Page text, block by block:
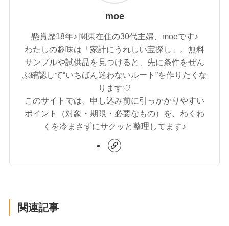
moe
懸賞歴18年♪ 関東在住の30代主婦、moeです♪
わたしの趣味は「家計にうれしい宝探し」。無料
サンプルや試供品を見つけると、先に条件をぜん
ぶ確認して“いちばん迷わないルート”を作りたくな
ります♡
このサイトでは、申し込み前に引っかかりやすい
ポイント（対象・期限・必要なもの）を、わくわ
くを冷まさずにサクッと整理してます♪
関連記事